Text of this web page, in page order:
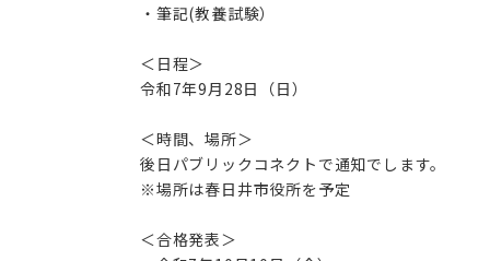
・筆記(教養試験）
＜日程＞
令和7年9月28日（日）
＜時間、場所＞
後日パブリックコネクトで通知でします。
※場所は春日井市役所を予定
＜合格発表＞